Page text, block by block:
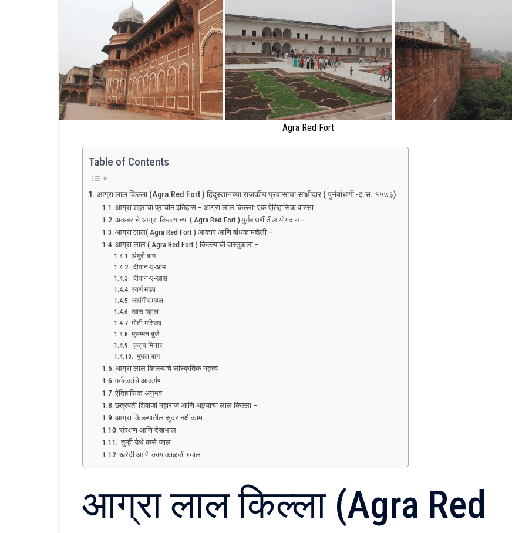
Agra Red Fort
Table of Contents
आग्रा लाल किल्ला (Agra Red Fort ) हिंदूस्तानच्या राजकीय प्रवासाचा साक्षीदार ( पुर्नबांधणी -इ.स. १५७३)
आग्रा शहराचा प्राचीन इतिहास – आग्रा लाल किल्ला: एक ऐतिहासिक वारसा
अकबराचे आग्रा किल्ल्याच्या ( Agra Red Fort ) पुर्नबांधणीतील योगदान –
आग्रा लाल( Agra Red Fort ) आकार आणि बांधकामशैली –
आग्रा लाल ( Agra Red Fort ) किल्ल्याची वास्तुकला –
अंगुरी बाग
दीवान-ए-आम
दीवान-ए-खास
स्वर्ण मंडप
जहांगीर महल
खास महाल
मोती मस्जिद
मुसम्मन बुर्ज
कुतुब मिनार
मुघल बाग
आग्रा लाल किल्ल्याचे सांस्कृतिक महत्त्व
पर्यटकांचे आकर्षण
ऐतिहासिक अनुभव
छत्रपती शिवाजी महाराज आणि आग्र्याचा लाल किल्ला –
आग्रा किल्ल्यातील सुंदर नक्षीकाम
संरक्षण आणि देखभाल
तुम्ही येथे कसे जाल
खरेदी आणि काय काळजी घ्याल
आग्रा लाल किल्ला (Agra Red